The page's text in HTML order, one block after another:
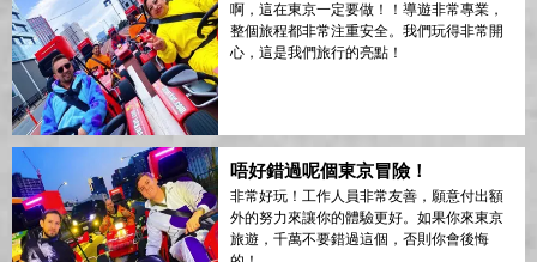
啊，這在東京一定要做！！導遊非常專業，
整個旅程都非常注重安全。我們玩得非常開
心，這是我們旅行的亮點！
唔好錯過呢個東京冒險！
非常好玩！工作人員非常友善，願意付出額
外的努力來讓你的體驗更好。如果你來東京
旅遊，千萬不要錯過這個，否則你會後悔